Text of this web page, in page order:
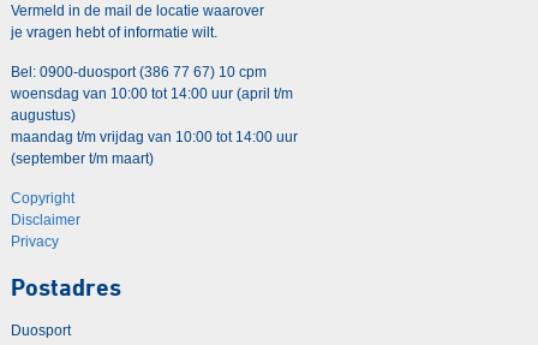
Vermeld in de mail de locatie waarover
je vragen hebt of informatie wilt.
Bel: 0900-duosport (386 77 67) 10 cpm
woensdag van 10:00 tot 14:00 uur (april t/m
augustus)
maandag t/m vrijdag van 10:00 tot 14:00 uur
(september t/m maart)
Copyright
Disclaimer
Privacy
Postadres
Duosport